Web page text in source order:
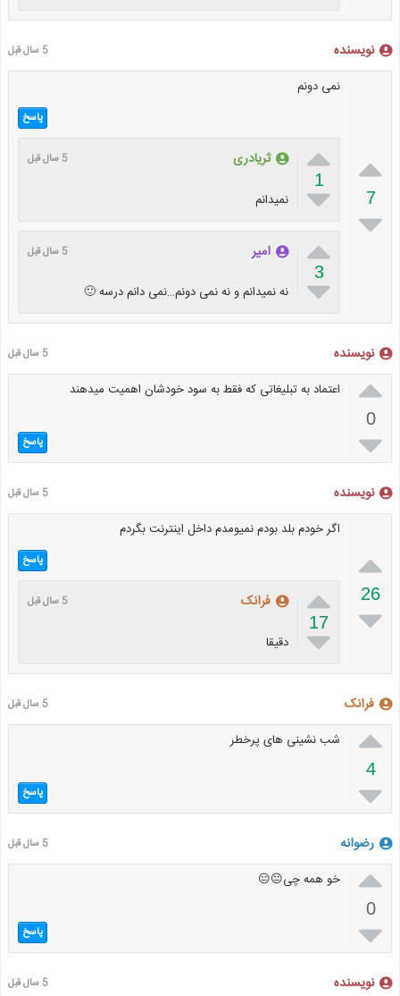
نویسنده 5 سال قبل

7

نمی دونم
پاسخ

1

ثریادری 5 سال قبل
نمیدانم

3

امیر 5 سال قبل
نه نمیدانم و نه نمی دونم…نمی دانم درسه 🙂
نویسنده 5 سال قبل

0

اعتماد به تبلیغاتی که فقط به سود خودشان اهمیت میدهند
پاسخ
نویسنده 5 سال قبل

26

اگر خودم بلد بودم نمیومدم داخل اینترنت بگردم
پاسخ

17

فرانک 5 سال قبل
دقیقا
فرانک 5 سال قبل

4

شب نشینی های پرخطر
پاسخ
رضوانه 5 سال قبل

0

خو همه چی😐😑
پاسخ
نویسنده 5 سال قبل